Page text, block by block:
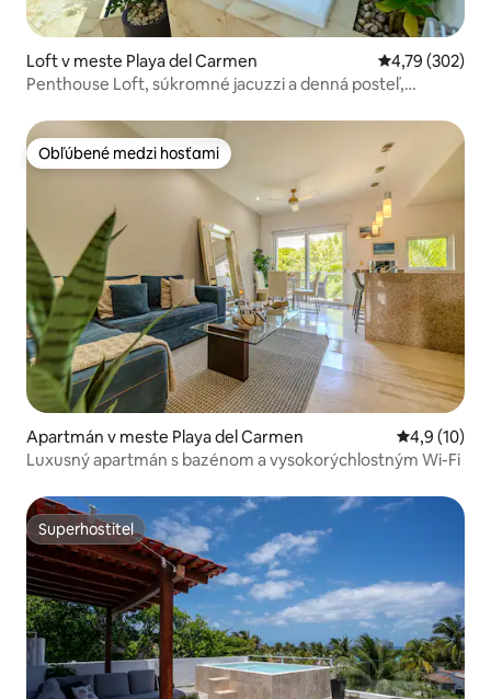
Loft v meste Playa del Carmen Priemerné
4,79 (302)
Penthouse Loft, súkromné jacuzzi a denná posteľ,
Obľúbené medzi hosťami
Obľúbené medzi hosťami
Apartmán v meste Playa del Carmen Priemerné
4,9 (10)
Luxusný apartmán s bazénom a vysokorýchlostným Wi-Fi
Superhostiteľ
Superhostiteľ